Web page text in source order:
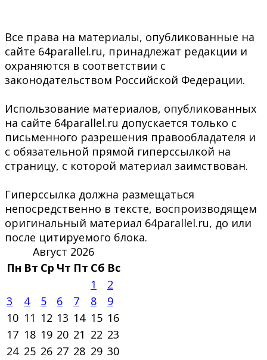
Все права на материалы, опубликованные на
сайте 64parallel.ru, принадлежат редакции и
охраняются в соответствии с
законодательством Российской Федерации.
Использование материалов, опубликованных
на сайте 64parallel.ru допускается только с
письменного разрешения правообладателя и
с обязательной прямой гиперссылкой на
страницу, с которой материал заимствован.
Гиперссылка должна размещаться
непосредственно в тексте, воспроизводящем
оригинальный материал 64parallel.ru, до или
после цитируемого блока.
Август 2026
Пн Вт Ср Чт Пт Сб Вс
1
2
3
4 5 6 7 8
9
10 11 12 13 14 15 16
17 18 19 20 21 22 23
24 25 26 27 28 29 30